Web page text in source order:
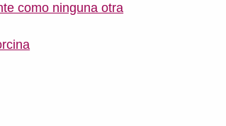
como ninguna otra